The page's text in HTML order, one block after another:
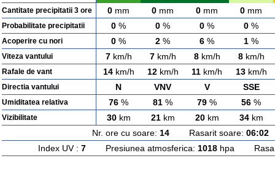
Cantitate precipitatii 3 ore 0 mm 0 mm 0 mm 0 mm
Probabilitate precipitatii 0 % 0 % 0 % 0 %
Acoperire cu nori 0 % 2 % 6 % 1 %
Viteza vantului 7km/h 7km/h 8km/h 8km/h
Rafale de vant 14km/h 12km/h 11 km/h 13km/h
Directia vantului N VNV V SSE
Umiditatea relativa 76 % 81 % 79 % 56 %
Vizibilitate 30km 21km 20km 34km
Nr. ore cu soare: 14Rasarit soare: 06:02
Index UV : 7Presiunea atmosferica: 1018hpa